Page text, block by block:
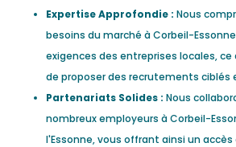
Expertise Approfondie : Nous
besoins du marché à Corbeil-
exigences des entreprises locales,
de proposer des recrutements ciblés
Partenariats Solides : Nous
nombreux employeurs à Corbeil-
l'Essonne, vous offrant ainsi un accès